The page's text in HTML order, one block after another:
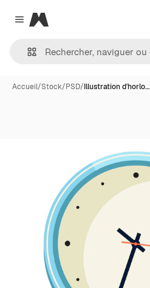
Close menu
Magnific
Accueil/Stock/PSD/Illustration d'horlo…